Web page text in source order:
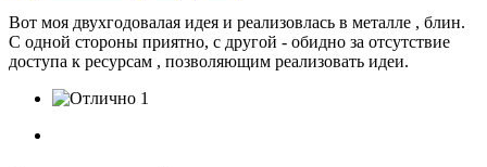
Вот моя двухгодовалая идея и реализовлась в металле , блин.
С одной стороны приятно, с другой - обидно за отсутствие
доступа к ресурсам , позволяющим реализовать идеи.
1